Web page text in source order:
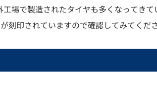
場で製造されたタイヤも多くなってきて
刻印されていますので確認してみてくだ